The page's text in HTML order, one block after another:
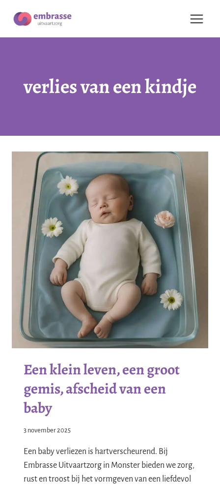
naar
verlies van een kindje
Een klein leven, een groot
gemis, afscheid van een
baby
3 november 2025
Een baby verliezen is hartverscheurend. Bij
Embrasse Uitvaartzorg in Monster bieden we zorg,
rust en troost bij het vormgeven van een liefdevol